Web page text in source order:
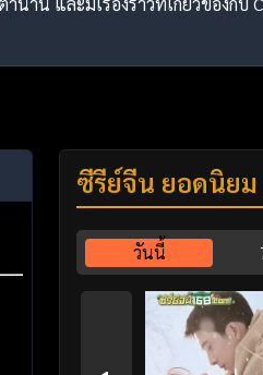
ซีรี่ย์จีน ยอดนิยม
วันนี้